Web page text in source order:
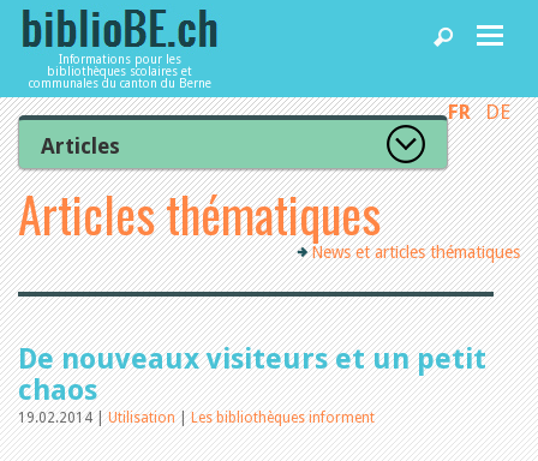
Informations pour les
bibliothèques scolaires et
communales du canton du Berne
Accueil
Articles
Bibliothèques
Agenda
Services
FR DE
Articles
Tous les articles
Articles recommandés
Les mieux notés
Catégories
L’Office de la culture informe
La Commission informe
Les bibliothèques informent
Organisation
Locaux et infrastructure
Collections
Utilisation
Finances
Articles thématiques
News et articles thématiques
De nouveaux visiteurs et un petit
chaos
19.02.2014 |Utilisation|Les bibliothèques informent